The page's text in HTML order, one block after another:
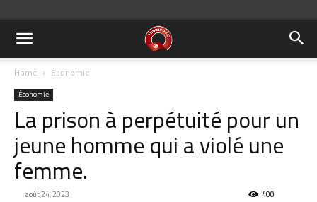
Home Économie
Économie
La prison à perpétuité pour un
jeune homme qui a violé une
femme.
août 24, 2023 400